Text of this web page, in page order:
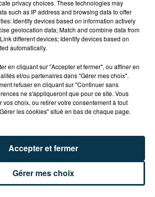
: UN ENFANT DÉCÈDE APRÈS
8E ÉTAGE
privacy choices. These technologies may
such as IP address and browsing data to offer
Identify devices based on information actively
geolocation data; Match and combine data from
different devices; Identify devices based on
automatically.
en cliquant sur "Accepter et fermer", ou affiner en
et/ou partenaires dans "Gérer mes choix".
refuser en cliquant sur "Continuer sans
ne s'appliqueront que pour ce site. Vous
vos choix, ou retirer votre consentement à tout
les cookies" situé en bas de chaque page.
Gérer mes choix
Accepter et fermer